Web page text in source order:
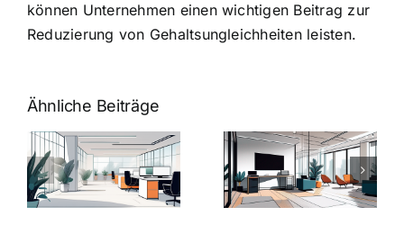
können Unternehmen einen wichtigen Beitrag zur
Reduzierung von Gehaltsungleichheiten leisten.
Ähnliche Beiträge
Arbeitgeber-
Zusatzleistungen:
5
inspirierende
Warum
bei
Arbeitgebern